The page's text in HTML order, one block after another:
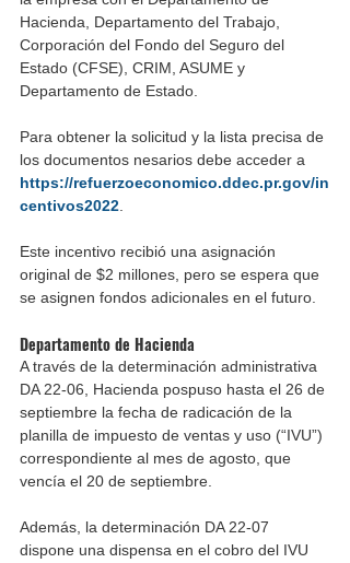
Hacienda, Departamento del Trabajo,
Corporación del Fondo del Seguro del
Estado (CFSE), CRIM, ASUME y
Departamento de Estado.
Para obtener la solicitud y la lista precisa de
los documentos nesarios debe acceder a
https://refuerzoeconomico.ddec.pr.gov/in
centivos2022.
Este incentivo recibió una asignación
original de $2 millones, pero se espera que
se asignen fondos adicionales en el futuro.
Departamento de Hacienda
A través de la determinación administrativa
DA 22-06, Hacienda pospuso hasta el 26 de
septiembre la fecha de radicación de la
planilla de impuesto de ventas y uso (“IVU”)
correspondiente al mes de agosto, que
vencía el 20 de septiembre.
Además, la determinación DA 22-07
dispone una dispensa en el cobro del IVU